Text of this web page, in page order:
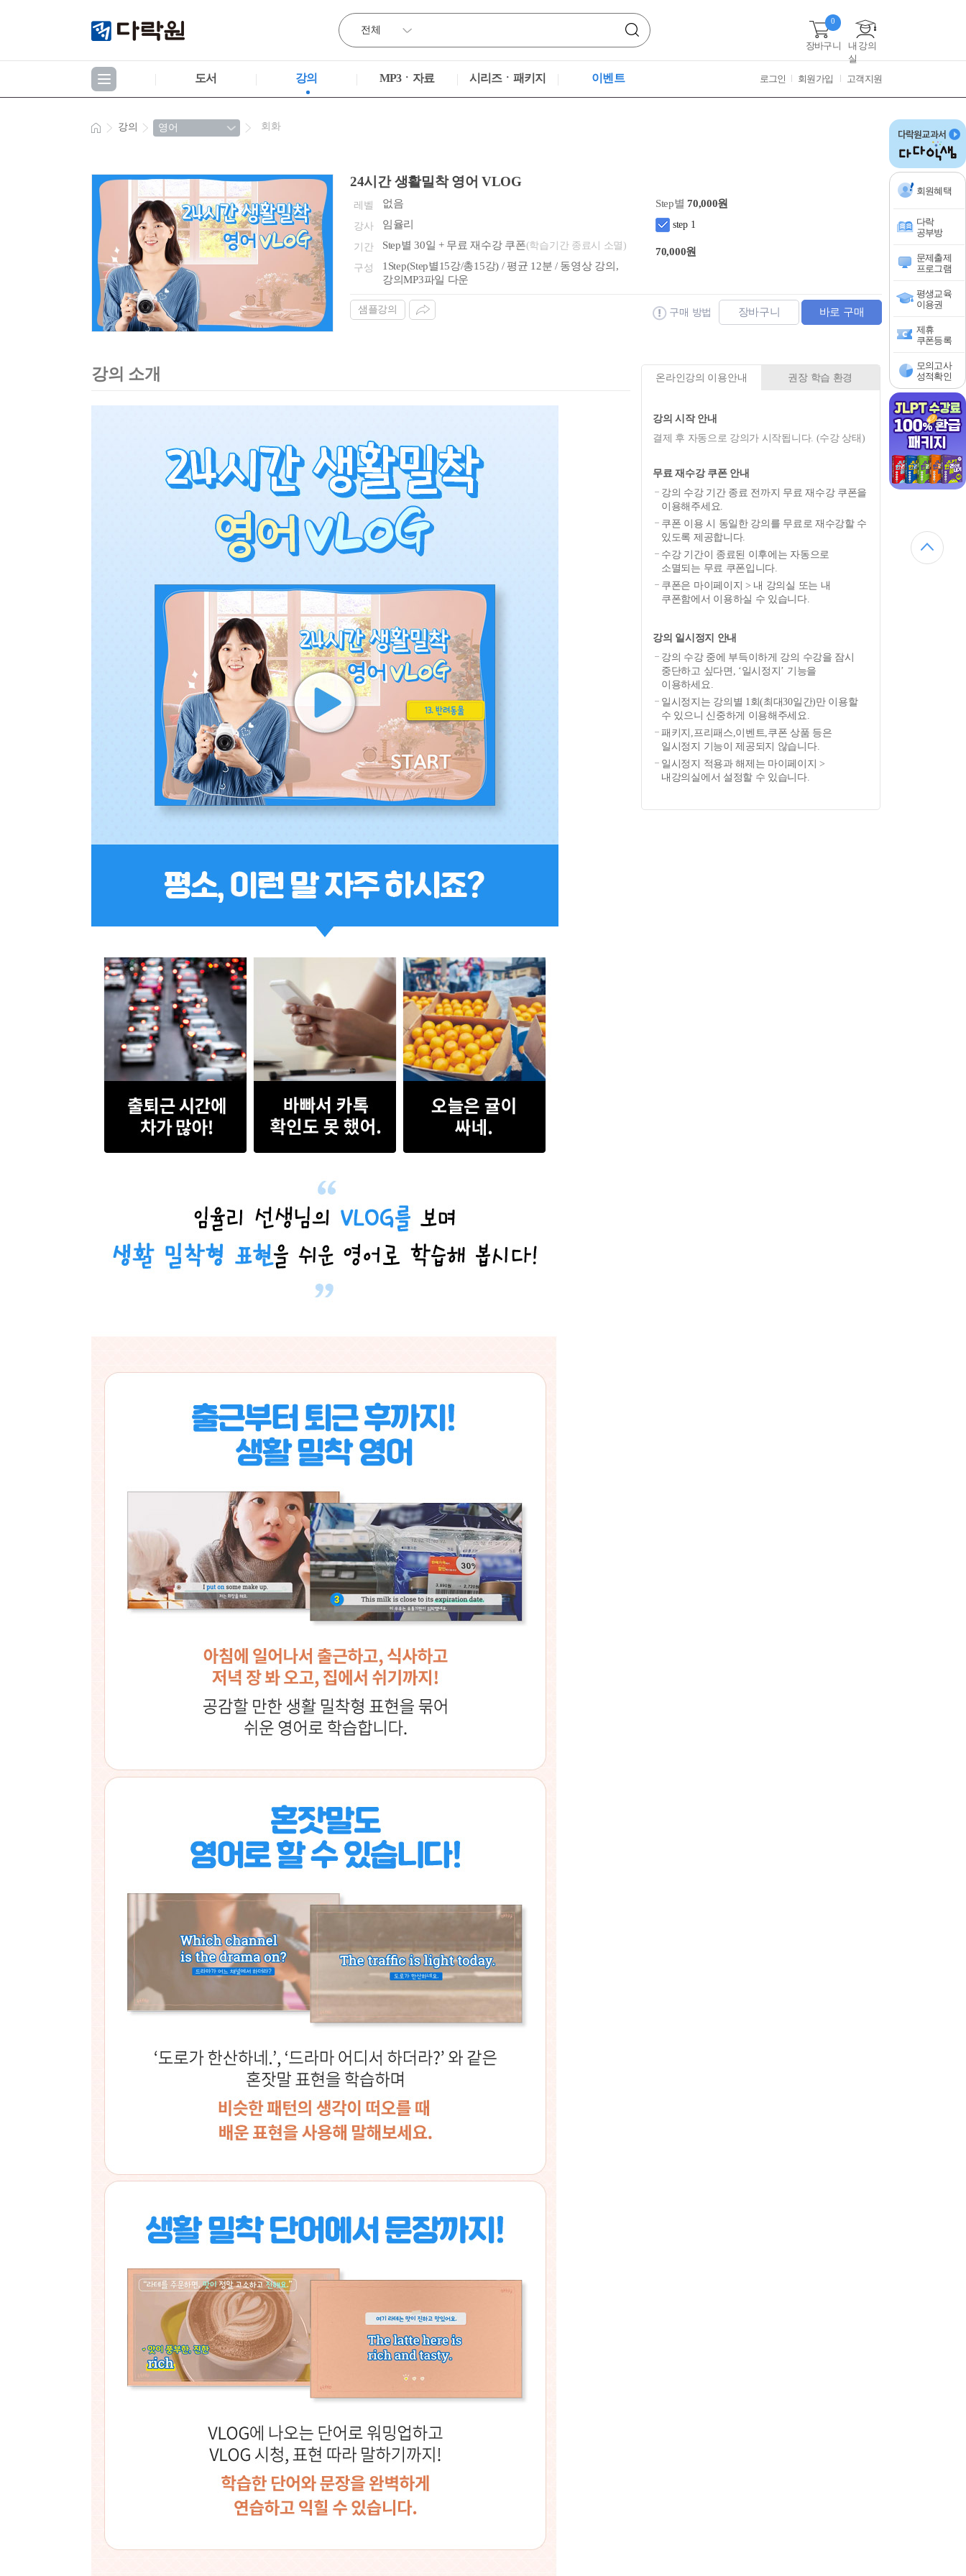
장바구니
0
내 강의
실
도서 강의 MP3ㆍ자료 시리즈ㆍ패키지 이벤트 로그인 회원가입 고객지원
회원혜택
다락
공부방
문제출제
프로그램
평생교육
이용권
제휴
쿠폰등록
모의고사
성적확인
강의 회화
24시간 생활밀착 영어 VLOG
레벨 없음
강사 임율리
기간 Step별 30일 + 무료 재수강 쿠폰(학습기간 종료시 소멸)
구성
1Step(Step별15강/총15강) / 평균 12분 / 동영상 강의,
강의MP3파일 다운
Step별70,000원
step 1
70,000원
샘플강의 구매 방법 장바구니 바로 구매
강의 소개 온라인강의 이용안내 권장 학습 환경
강의 시작 안내
결제 후 자동으로 강의가 시작됩니다. (수강 상태)
무료 재수강 쿠폰 안내
강의 수강 기간 종료 전까지 무료 재수강 쿠폰을
이용해주세요.
쿠폰 이용 시 동일한 강의를 무료로 재수강할 수
있도록 제공합니다.
수강 기간이 종료된 이후에는 자동으로
소멸되는 무료 쿠폰입니다.
쿠폰은 마이페이지 > 내 강의실 또는 내
쿠폰함에서 이용하실 수 있습니다.
강의 일시정지 안내
강의 수강 중에 부득이하게 강의 수강을 잠시
중단하고 싶다면, ‘일시정지’ 기능을
이용하세요.
일시정지는 강의별 1회(최대30일간)만 이용할
수 있으니 신중하게 이용해주세요.
패키지,프리패스,이벤트,쿠폰 상품 등은
일시정지 기능이 제공되지 않습니다.
일시정지 적용과 해제는 마이페이지 >
내강의실에서 설정할 수 있습니다.